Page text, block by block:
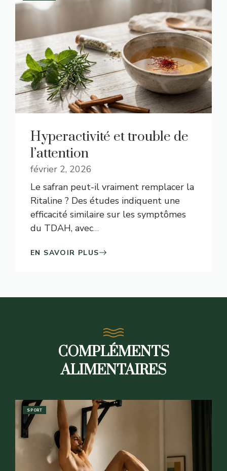
Hyperactivité et trouble de
l’attention
février 2, 2026
Le safran peut-il vraiment remplacer la
Ritaline ? Des études indiquent une
efficacité similaire sur les symptômes
du TDAH, avec…
EN SAVOIR PLUS
COMPLÉMENTS
ALIMENTAIRES
SPORT